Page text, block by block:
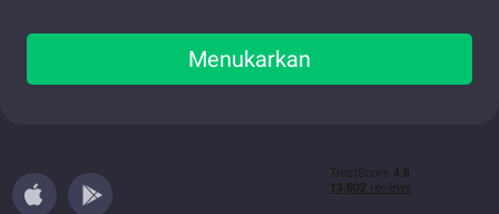
Menukarkan